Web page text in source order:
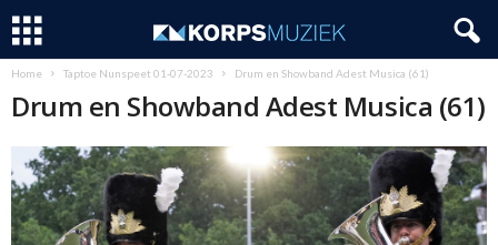
Home Taptoe Nunspeet 01-07-2023 Drum en Showband Adest Musica (61)
Drum en Showband Adest Musica (61)